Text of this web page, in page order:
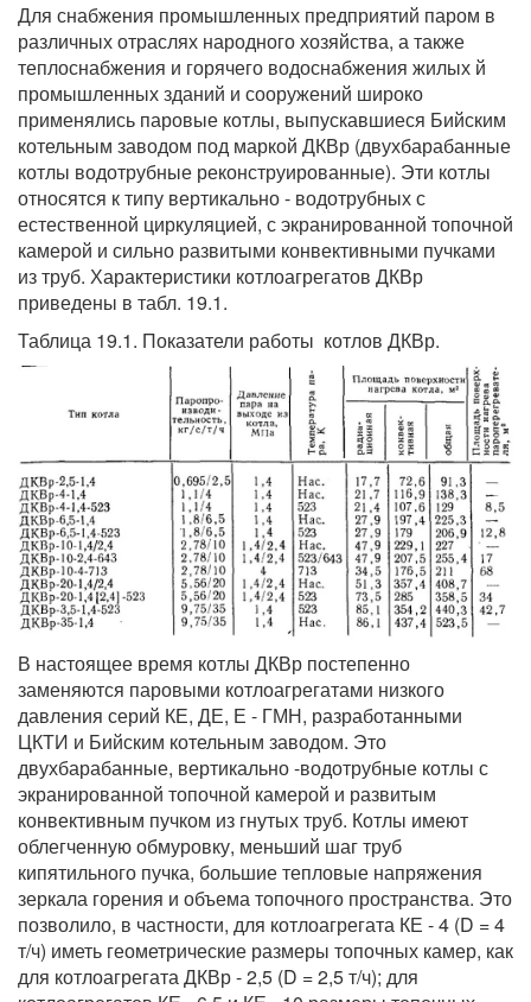
Для снабжения промышленных предприятий паром в
различных отраслях народного хозяйства, а также
теплоснабжения и горячего водоснабжения жилых й
промышленных зданий и сооружений широко
применялись паровые котлы, выпускавшиеся Бийским
котельным заводом под маркой ДКВр (двухбарабанные
котлы водотрубные реконструированные). Эти котлы
относятся к типу вертикально - водотрубных с
естественной циркуляцией, с экранированной топочной
камерой и сильно развитыми конвективными пучками
из труб. Характеристики котлоагрегатов ДКВр
приведены в табл. 19.1.
Таблица 19.1. Показатели работы котлов ДКВр.
В настоящее время котлы ДКВр постепенно
заменяются паровыми котлоагрегатами низкого
давления серий КЕ, ДЕ, Е - ГМН, разработанными
ЦКТИ и Бийским котельным заводом. Это
двухбарабанные, вертикально -водотрубные котлы с
экранированной топочной камерой и развитым
конвективным пучком из гнутых труб. Котлы имеют
облегченную обмуровку, меньший шаг труб
кипятильного пучка, большие тепловые напряжения
зеркала горения и объема топочного пространства. Это
позволило, в частности, для котлоагрегата КЕ - 4 (D = 4
т/ч) иметь геометрические размеры топочных камер, как
для котлоагрегата ДКВр - 2,5 (D = 2,5 т/ч); для